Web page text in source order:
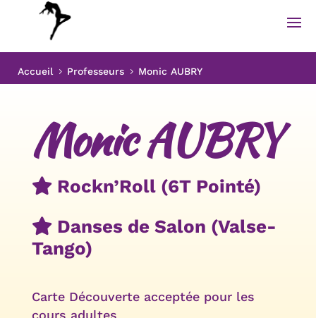
Accueil 5 Professeurs 5 Monic AUBRY
Monic AUBRY
Rockn’Roll (6T Pointé)
Danses de Salon (Valse-
Tango)
Carte Découverteacceptée pour les